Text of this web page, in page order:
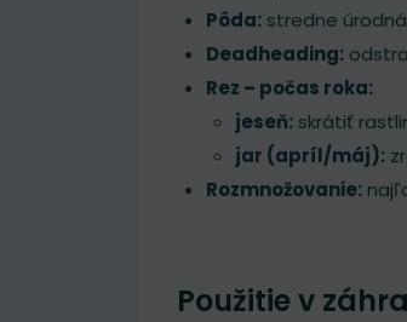
Pôda: stredne
Deadheading:
Rez – počas roka:
jeseň: skrátiť
jar (apríl/máj):
Rozmnožovanie:
Použitie v